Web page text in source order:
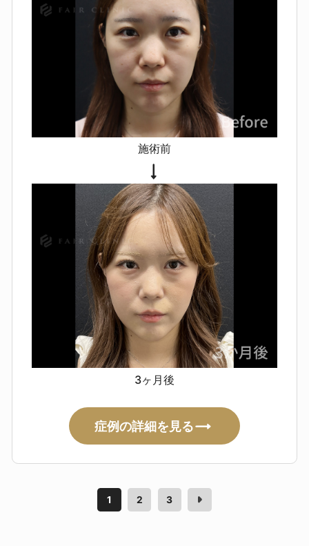
迫不足や体質により、硬さ・しこり
が長引く場合があります。
瘢痕が目立つことがあります（体質
による）。
鼻テスリフト
腫れ・赤み・痛み、皮下出血（1〜
2週間で軽快）
一時的なへこみ・
くぼみ・しわ
糸の通った部分に一
時的な凹みが出ることがあります
強いつっぱり感・違和感
跡・色素沈着が残ることがあります
挿入した糸は触れることがありま
す
感染（発赤・痛み・熱感・膿）
左右差・湾曲が残ることがありま
す
糸アレルギーが起きた場合は抜
糸が必要になることがあります
の抜去が必要な場合、切開が必要と
なり傷が残る可能性があります
尖部の血流障害による皮膚壊死の可
能性は完全には否定できません
テスリフト
腫れ・赤み・痛み・むくみ・内出血
つっぱり感・違和感・へこみ／色
素沈着の可能性
左右差の残存（顔
は完全対称ではありません）
怠感・発熱・蕁麻疹 等）
施術前
3ヶ月後
症例の詳細を見る
1 2 3